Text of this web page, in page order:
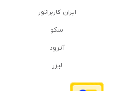
ایران کاربراتور
سکو
آترود
لیزر